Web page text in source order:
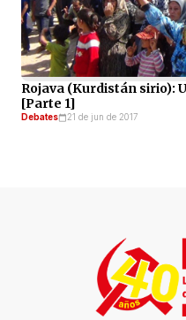
Rojava (Kurdistán sirio):
[Parte 1]
Debates 21 de jun de 2017